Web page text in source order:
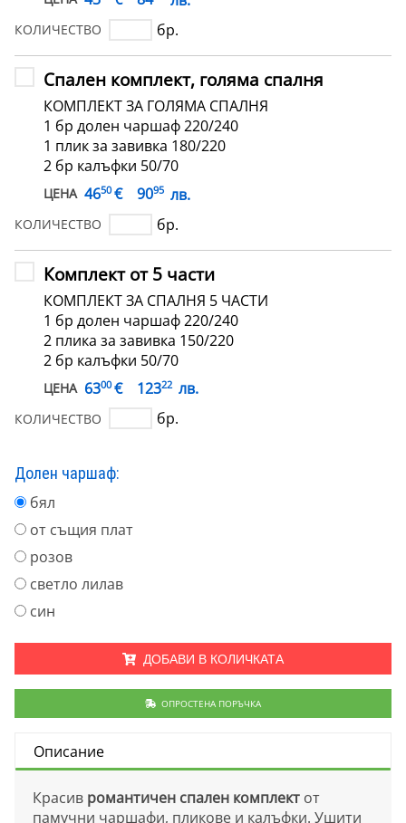
КОЛИЧЕСТВО бр.
Спален комплект, голяма спалня
КОМПЛЕКТ ЗА ГОЛЯМА СПАЛНЯ
1 бр долен чаршаф 220/240
1 плик за завивка 180/220
2 бр калъфки 50/70
ЦЕНА 4650 € 9095 лв.
КОЛИЧЕСТВО бр.
Комплект от 5 части
КОМПЛЕКТ ЗА СПАЛНЯ 5 ЧАСТИ
1 бр долен чаршаф 220/240
2 плика за завивка 150/220
2 бр калъфки 50/70
ЦЕНА 6300 € 12322 лв.
КОЛИЧЕСТВО бр.
Долен чаршаф:
бял
от същия плат
розов
светло лилав
син
ДОБАВИ В КОЛИЧКАТА
ОПРОСТЕНА ПОРЪЧКА
Описание
Красив романтичен спален комплект от
памучни чаршафи, пликове и калъфки. Ушити